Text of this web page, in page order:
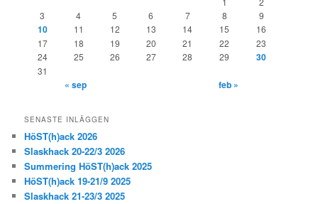
3
4 5 6 7 8 9
10 11 12 13 14 15
16
17
18 19 20 21 22
23
24
25 26 27 28 29 30
31
« sep feb »
SENASTE INLÄGGEN
HöST(h)ack 2026
Slaskhack 20-22/3 2026
Summering HöST(h)ack 2025
HöST(h)ack 19-21/9 2025
Slaskhack 21-23/3 2025